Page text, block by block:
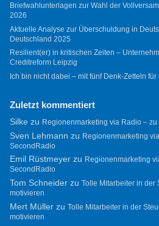
Briefwahlunterlagen zur Wahl der
2026
Aktuelle Analyse zur Überschuldung in
Deutschland 2025
Resilient(er) in kritischen Zeiten –
Creditreform Leipzig
Ich bin nicht dabei – mit fünf Denk-Zetteln
Zuletzt kommentiert
Silkezu Regionenmarketing via Radio –
Sven Lehmann zu Regionenmarketing
SecondRadio
Emil Rüstmeyerzu Regionenmarketing
SecondRadio
Tom Schneiderzu Tolle Mitarbeiter in der
motivieren
Mert Müllerzu Tolle Mitarbeiter in der
motivieren